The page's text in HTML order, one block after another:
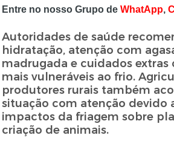
Entre no nosso Grupo deWhatApp,
Autoridades de saúde
hidratação, atenção com
madrugada e cuidados extras
mais vulneráveis ao frio.
produtores rurais também
situação com atenção devido
impactos da friagem sobre
criação de animais.